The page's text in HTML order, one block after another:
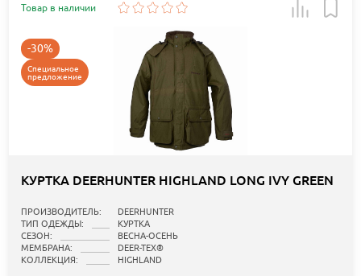
Товар в наличии
-30%
Специальное
предложение
КУРТКА DEERHUNTER HIGHLAND LONG IVY GREEN
ПРОИЗВОДИТЕЛЬ:
DEERHUNTER
ТИП ОДЕЖДЫ:
КУРТКА
СЕЗОН:
ВЕСНА-ОСЕНЬ
МЕМБРАНА:
DEER-TEX®
КОЛЛЕКЦИЯ:
HIGHLAND